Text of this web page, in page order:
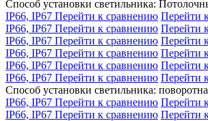
Способ установки светильника:
IP66, IP67 Перейти к сравнению Перейти
IP66, IP67 Перейти к сравнению Перейти
IP66, IP67 Перейти к сравнению Перейти
IP66, IP67 Перейти к сравнению Перейти
IP66, IP67 Перейти к сравнению Перейти
IP66, IP67 Перейти к сравнению Перейти
Способ установки светильника:
IP66, IP67 Перейти к сравнению Перейти
IP66, IP67 Перейти к сравнению Перейти